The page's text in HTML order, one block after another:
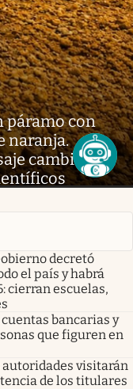
páramo con
naranja.
cambió por
decretó
el país y habrá
cierran escuelas,
bancarias y
que figuren en
autoridades visitarán
de los titulares